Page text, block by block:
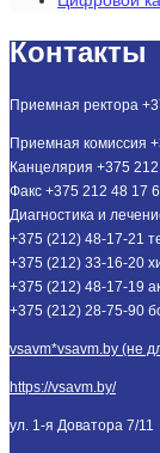
Контакты
Приемная ректора
Приемная комиссия
Канцелярия +375
Факс +375 212 48 17
Диагностика и
+375 (212) 48-17-21
+375 (212) 33-16-20
+375 (212) 48-17-19
+375 (212) 28-75-90
vsavm*vsavm.by (не
https://vsavm.by/
ул. 1-я Доватора 7/11